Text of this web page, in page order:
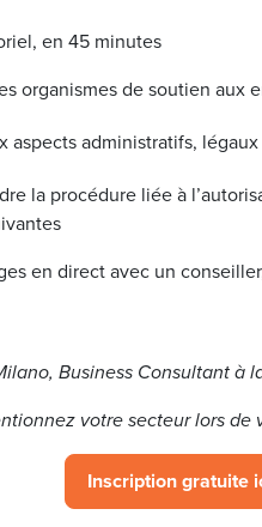
en 45 minutes
organismes de soutien aux
aspects administratifs,
la procédure liée à
en direct avec un
Business Consultant à
votre secteur lors de
Inscription gratuite